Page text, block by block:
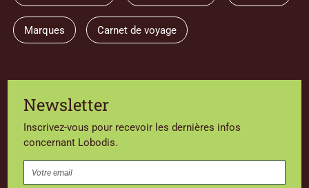
Marques Carnet de voyage
Newsletter
Inscrivez-vous pour recevoir les dernières infos
concernant Lobodis.